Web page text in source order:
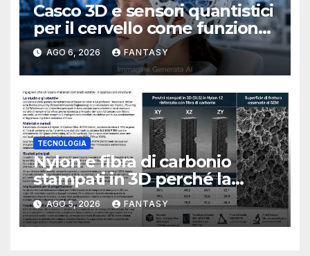
Casco 3D e sensori quantistici
per il cervello come funziona
l’OPM-MEG
AGO 6, 2026 FANTASY
TECNOLOGIA
Nylon e fibra di carbonio
stampati in 3D perché la
resistenza agli urti dipende
dal processo
AGO 5, 2026 FANTASY